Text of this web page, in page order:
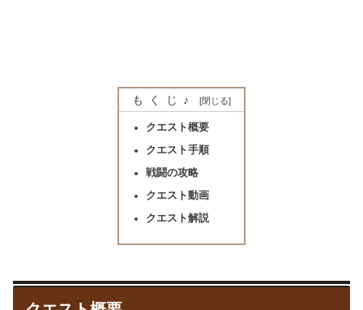
もくじ♪
クエスト概要
クエスト手順
戦闘の攻略
クエスト動画
クエスト解説